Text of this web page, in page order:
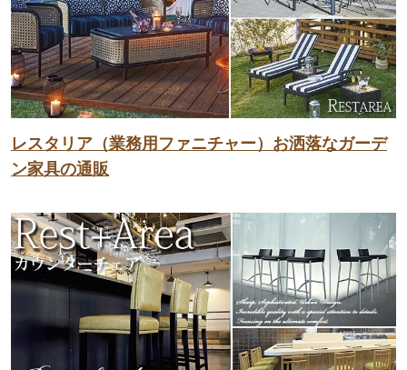
レスタリア（業務用ファニチャー）お洒落なガーデ
ン家具の通販